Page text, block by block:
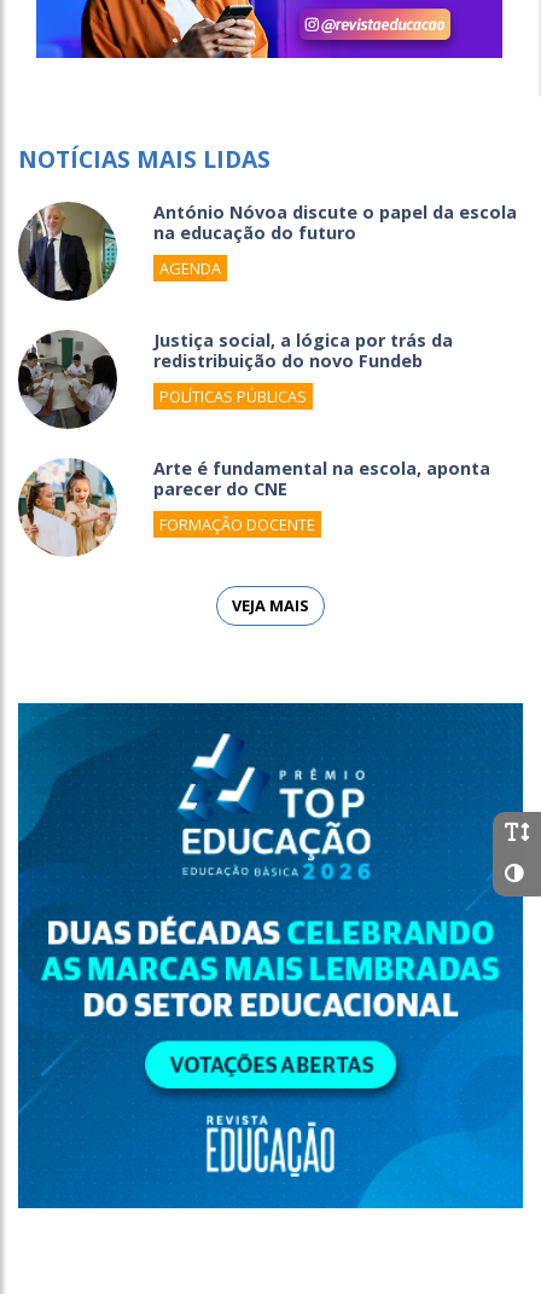
NOTÍCIAS MAIS LIDAS
António Nóvoa discute o papel da escola
na educação do futuro
AGENDA
Justiça social, a lógica por trás da
redistribuição do novo Fundeb
POLÍTICAS PÚBLICAS
Arte é fundamental na escola, aponta
parecer do CNE
FORMAÇÃO DOCENTE
VEJA MAIS